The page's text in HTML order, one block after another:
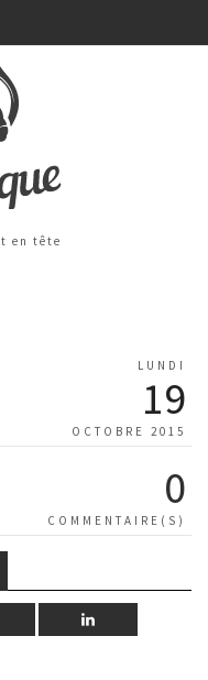
en tête
LUNDI
19
OCTOBRE 2015
0
COMMENTAIRE(S)